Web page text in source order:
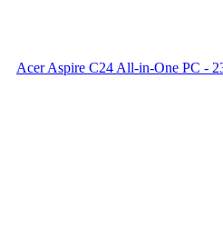
Acer Aspire C24 All-in-One PC -